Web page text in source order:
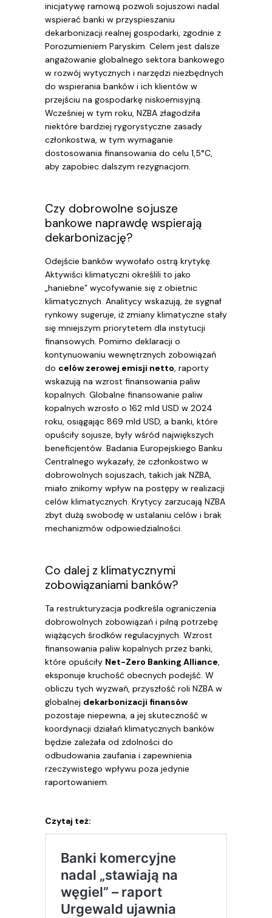
inicjatywę ramową pozwoli sojuszowi nadal
wspierać banki w przyspieszaniu
dekarbonizacji realnej gospodarki, zgodnie z
Porozumieniem Paryskim. Celem jest dalsze
angażowanie globalnego sektora bankowego
w rozwój wytycznych i narzędzi niezbędnych
do wspierania banków i ich klientów w
przejściu na gospodarkę niskoemisyjną.
Wcześniej w tym roku, NZBA złagodziła
niektóre bardziej rygorystyczne zasady
członkostwa, w tym wymaganie
dostosowania finansowania do celu 1,5°C,
aby zapobiec dalszym rezygnacjom.
Czy dobrowolne sojusze
bankowe naprawdę wspierają
dekarbonizację?
Odejście banków wywołało ostrą krytykę.
Aktywiści klimatyczni określili to jako
„haniebne” wycofywanie się z obietnic
klimatycznych. Analitycy wskazują, że sygnał
rynkowy sugeruje, iż zmiany klimatyczne stały
się mniejszym priorytetem dla instytucji
finansowych. Pomimo deklaracji o
kontynuowaniu wewnętrznych zobowiązań
do celów zerowej emisji netto, raporty
wskazują na wzrost finansowania paliw
kopalnych. Globalne finansowanie paliw
kopalnych wzrosło o 162 mld USD w 2024
roku, osiągając 869 mld USD, a banki, które
opuściły sojusze, były wśród największych
beneficjentów. Badania Europejskiego Banku
Centralnego wykazały, że członkostwo w
dobrowolnych sojuszach, takich jak NZBA,
miało znikomy wpływ na postępy w realizacji
celów klimatycznych. Krytycy zarzucają NZBA
zbyt dużą swobodę w ustalaniu celów i brak
mechanizmów odpowiedzialności.
Co dalej z klimatycznymi
zobowiązaniami banków?
Ta restrukturyzacja podkreśla ograniczenia
dobrowolnych zobowiązań i pilną potrzebę
wiążących środków regulacyjnych. Wzrost
finansowania paliw kopalnych przez banki,
które opuściły Net-Zero Banking Alliance,
eksponuje kruchość obecnych podejść. W
obliczu tych wyzwań, przyszłość roli NZBA w
globalnej dekarbonizacji finansów
pozostaje niepewna, a jej skuteczność w
koordynacji działań klimatycznych banków
będzie zależała od zdolności do
odbudowania zaufania i zapewnienia
rzeczywistego wpływu poza jedynie
raportowaniem.
Czytaj też: